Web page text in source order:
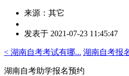
来源：其它
者：
老
师
发表于 2021-07-23 11:45:47
< 湖南自考考试有哪... 湖南自考报
湖南自考助学报名预约